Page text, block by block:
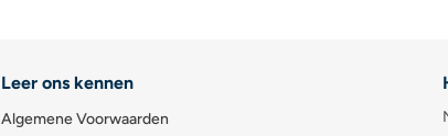
Leer ons kennen
Algemene Voorwaarden